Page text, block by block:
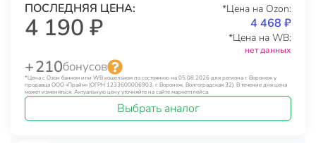
ПОСЛЕДНЯЯ ЦЕНА:
4 190 ₽
*Цена на Ozon:
4 468 ₽
*Цена на WB:
нет данных
+ 210бонусов
*Цена с Озон банком или WB кошельком по состоянию на 05.08.2026 для региона г. Воронеж у
продавца ООО «Прайм» (ОГРН 1233600006903, г. Воронеж, Волгоградская 32). В течение дня цена
может изменяться. Актуальную цену уточняйте на сайте маркетплейса.
Выбрать аналог